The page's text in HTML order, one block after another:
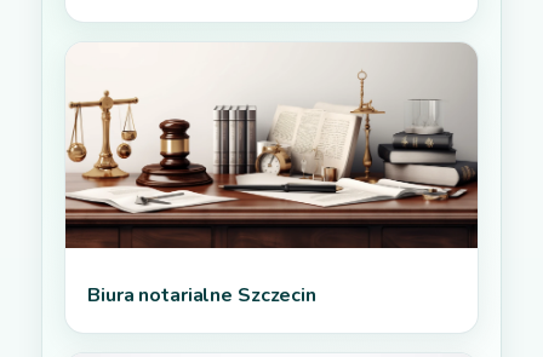
Biura notarialne Szczecin